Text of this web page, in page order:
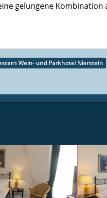
gelungene
Wein- und Parkhotel Nierstein